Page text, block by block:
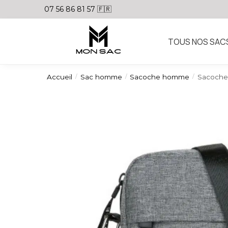
07 56 86 81 57 🇫🇷
TOUS NOS
Accueil / Sac homme / Sacoche homme /